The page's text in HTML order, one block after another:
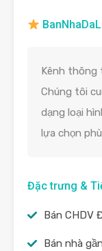
Kênh thông
Chúng tôi
dạng loại
lựa chọn
Đặc trưng &
Bán CHDV
Bán nhà